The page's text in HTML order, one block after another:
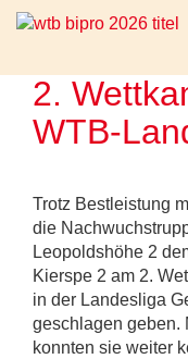
2.
WTB-
Trotz Bestleistung
die
Leopoldshöhe 2
Kierspe 2 am 2.
in der Landesliga
geschlagen geben.
konnten sie weiter